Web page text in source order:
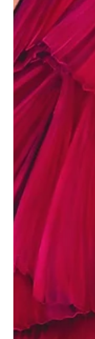
2 de mai. de 2020
São Paulo
A São Paulo
Secretaria de
Associação Pró-